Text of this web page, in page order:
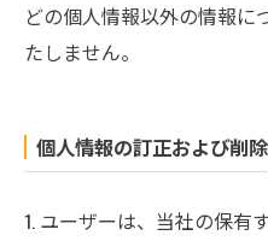
どの個人情報以外の情報に
たしません。
個人情報の訂正および削除
1. ユーザーは、当社の保有